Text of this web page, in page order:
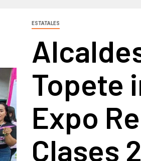
ESTATALES
Topete
Expo
Clases